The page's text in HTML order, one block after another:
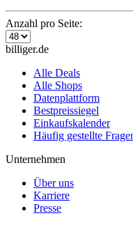
Anzahl pro Seite:
billiger.de
Alle Deals
Alle Shops
Datenplattform
Bestpreissiegel
Einkaufskalender
Häufig gestellte
Unternehmen
Über uns
Karriere
Presse